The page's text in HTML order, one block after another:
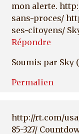
mon alerte.
sans-proces/
ses-citoyens/
Répondre
Soumis par Sky
Permalien
http://rt.com/
85-327/